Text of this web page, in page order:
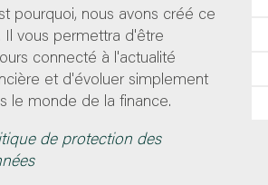
pourquoi, nous avons créé ce
Il vous permettra d'être
connecté à l'actualité
et d'évoluer simplement
le monde de la finance.
de protection des